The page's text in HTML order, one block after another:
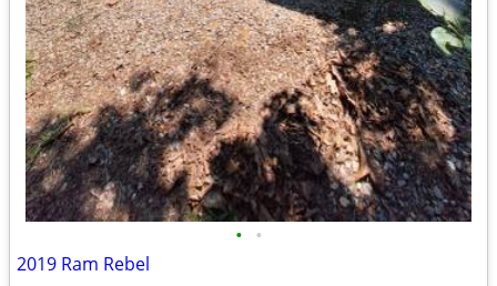
• •
2019 Ram Rebel